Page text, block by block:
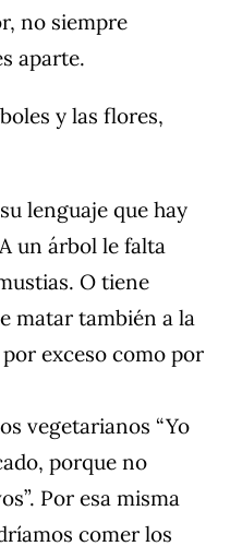
no siempre
aparte.
y las flores,
lenguaje que hay
un árbol le falta
O tiene
matar también a la
exceso como por
vegetarianos “Yo
porque no
Por esa misma
comer los